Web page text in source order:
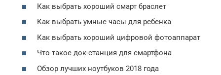
Как выбрать хороший смарт браслет
Как выбрать умные часы для ребенка
Как выбрать хороший цифровой фотоаппарат
Что такое док-станция для смартфона
Обзор лучших ноутбуков 2018 года